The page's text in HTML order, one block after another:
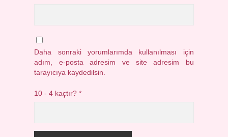
Daha sonraki yorumlarımda kullanılması için
adım, e-posta adresim ve site adresim bu
tarayıcıya kaydedilsin.
10 - 4 kaçtır?*